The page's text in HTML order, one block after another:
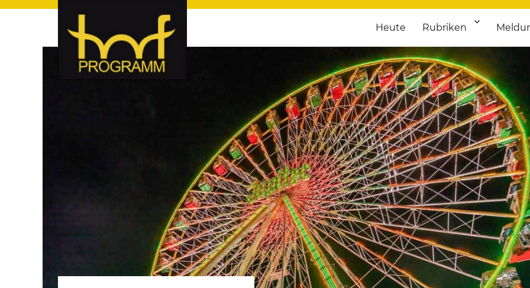
hof-programm – das Veranstaltungsportal für
hof-programm – das Veranstaltungsportal für Hof und Hochfranken. Täglich aktuelle Termine von Kultur bis Sport, von
Heute Rubriken